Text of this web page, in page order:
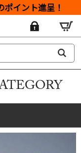
イント進呈！